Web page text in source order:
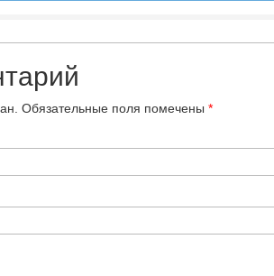
Обязательные поля помечены *